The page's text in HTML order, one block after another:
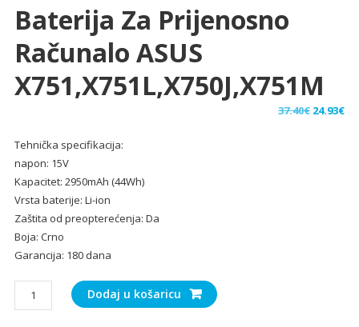
Baterija Za Prijenosno
Računalo ASUS
X751,X751L,X750J,X751M
37.40€ Izvorna
24.93€
Tehnička specifikacija:
napon: 15V
Kapacitet: 2950mAh (44Wh)
Vrsta baterije: Li-ion
Zaštita od preopterećenja: Da
Boja: Crno
Garancija: 180 dana
Baterija
za
Dodaj u košaricu